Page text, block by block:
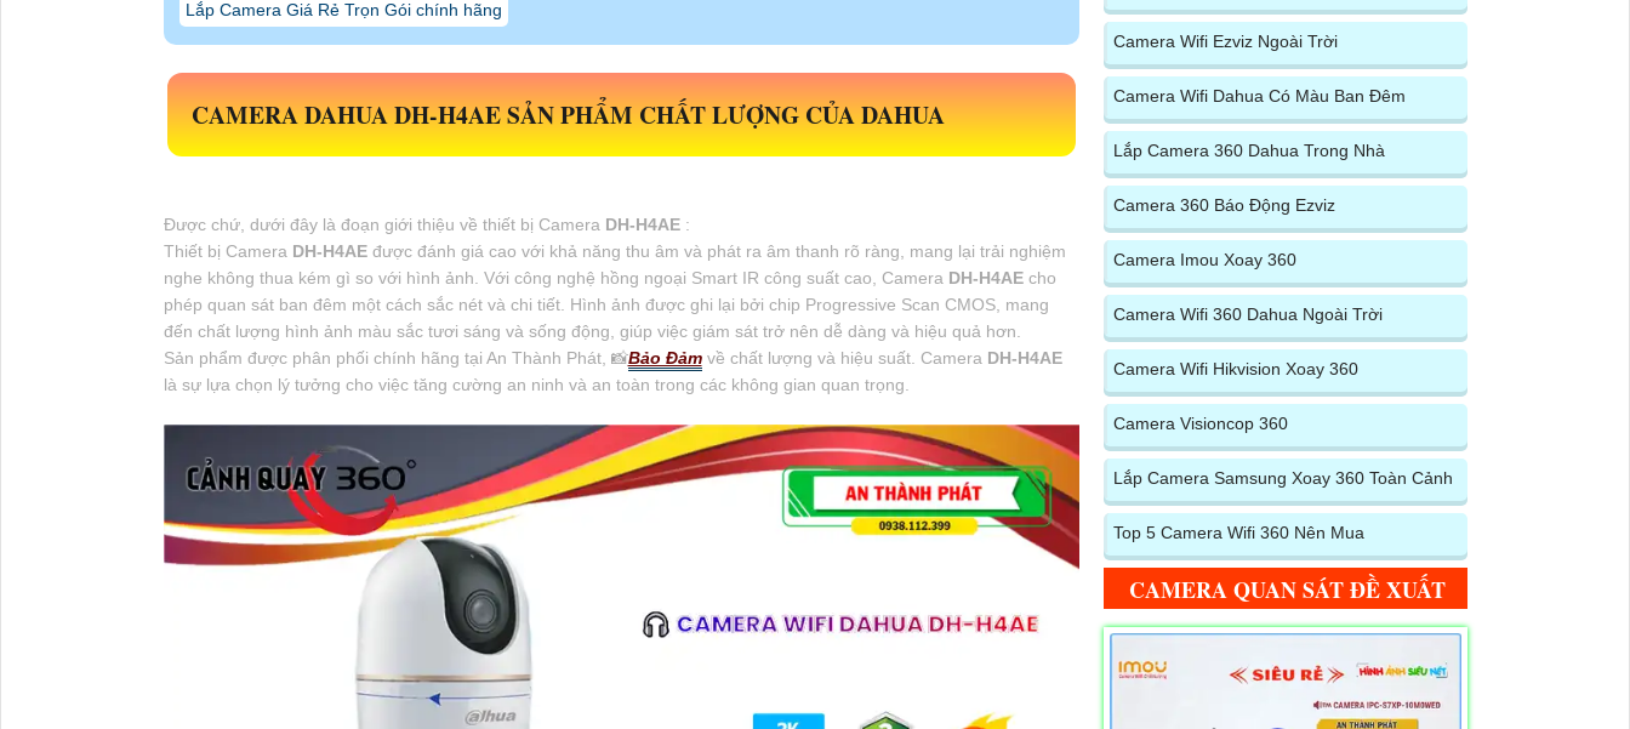
Lắp Camera Giá Rẻ Trọn Gói chính hãng
CAMERA DAHUADH-H4AESẢN PHẨM CHẤT LƯỢNG CỦA DAHUA
Được chứ, dưới đây là đoạn giới thiệu về thiết bị Camera DH-H4AE :
Thiết bị Camera DH-H4AE được đánh giá cao với khả năng thu âm và phát ra âm thanh rõ ràng, mang lại trải nghiệm
nghe không thua kém gì so với hình ảnh. Với công nghệ hồng ngoại Smart IR công suất cao, Camera DH-H4AE cho
phép quan sát ban đêm một cách sắc nét và chi tiết. Hình ảnh được ghi lại bởi chip Progressive Scan CMOS, mang
đến chất lượng hình ảnh màu sắc tươi sáng và sống động, giúp việc giám sát trở nên dễ dàng và hiệu quả hơn.
Sản phẩm được phân phối chính hãng tại An Thành Phát, 📸Bảo Đảmvề chất lượng và hiệu suất. Camera DH-H4AE
là sự lựa chọn lý tưởng cho việc tăng cường an ninh và an toàn trong các không gian quan trọng.
Camera Wifi Ezviz Ngoài Trời
Camera Wifi Dahua Có Màu Ban Đêm
Lắp Camera 360 Dahua Trong Nhà
Camera 360 Báo Động Ezviz
Camera Imou Xoay 360
Camera Wifi 360 Dahua Ngoài Trời
Camera Wifi Hikvision Xoay 360
Camera Visioncop 360
Lắp Camera Samsung Xoay 360 Toàn Cảnh
Top 5 Camera Wifi 360 Nên Mua
CAMERA QUAN SÁT ĐỀ XUẤT